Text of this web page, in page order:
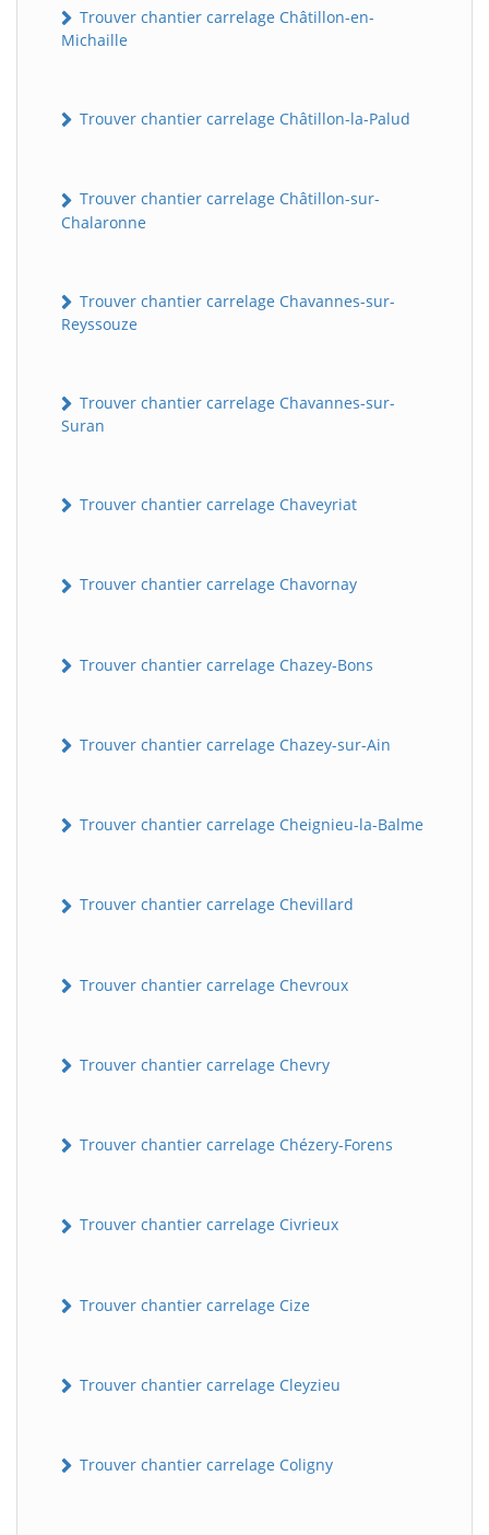
Trouver chantier carrelage Châtillon-en-
Michaille
Trouver chantier carrelage Châtillon-la-Palud
Trouver chantier carrelage Châtillon-sur-
Chalaronne
Trouver chantier carrelage Chavannes-sur-
Reyssouze
Trouver chantier carrelage Chavannes-sur-
Suran
Trouver chantier carrelage Chaveyriat
Trouver chantier carrelage Chavornay
Trouver chantier carrelage Chazey-Bons
Trouver chantier carrelage Chazey-sur-Ain
Trouver chantier carrelage Cheignieu-la-Balme
Trouver chantier carrelage Chevillard
Trouver chantier carrelage Chevroux
Trouver chantier carrelage Chevry
Trouver chantier carrelage Chézery-Forens
Trouver chantier carrelage Civrieux
Trouver chantier carrelage Cize
Trouver chantier carrelage Cleyzieu
Trouver chantier carrelage Coligny
B BatiWebPro